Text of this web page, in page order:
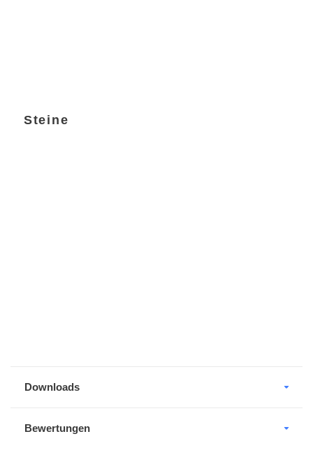
Steine
Downloads
Bewertungen